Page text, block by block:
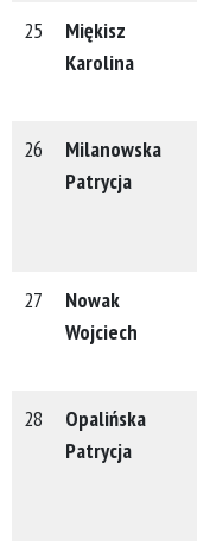
25
Miękisz
Karolina
26
Milanowska
Patrycja
27
Nowak
Wojciech
28
Opalińska
Patrycja